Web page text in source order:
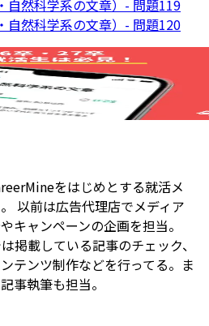
自然科学系の文章）- 問題119
自然科学系の文章）- 問題120
をはじめとする就活メ
以前は広告代理店でメディア
キャンペーンの企画を担当。
掲載している記事のチェック、
テンツ制作などを行ってる。ま
事執筆も担当。